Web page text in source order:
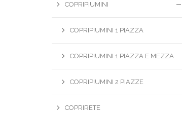
COPRIPIUMINI
COPRIPIUMINI 1 PIAZZA
COPRIPIUMINI 1 PIAZZA E MEZZA
COPRIPIUMINI 2 PIAZZE
COPRIRETE